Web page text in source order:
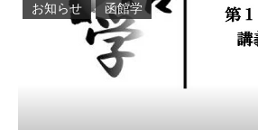
お知らせ 函館学